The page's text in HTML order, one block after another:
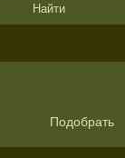
Подобрать